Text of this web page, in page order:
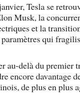
Tesla se
Musk, la
et la
qui
au-delà du premier
encore davantage
de plus en plus